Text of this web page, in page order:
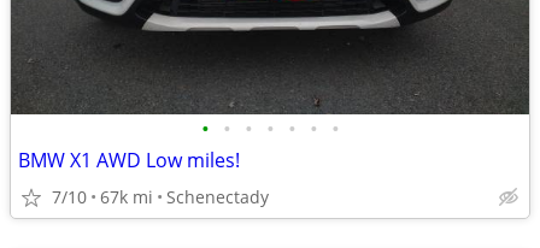
• • • • • • •
BMW X1 AWD Low miles!
7/10 67k mi Schenectady